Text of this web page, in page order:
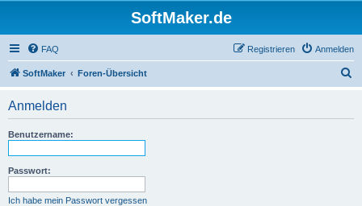
SoftMaker.de
FAQ Anmelden
Registrieren
SoftMaker Foren-Übersicht
Anmelden
Benutzername:
Passwort:
Ich habe mein Passwort vergessen